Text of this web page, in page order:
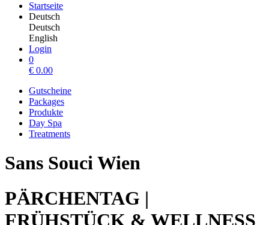
Startseite
Deutsch
Deutsch
English
Login
0
€ 0.00
Gutscheine
Packages
Produkte
Day Spa
Treatments
Sans Souci Wien
PÄRCHENTAG |
FRÜHSTÜCK & WELLNESS